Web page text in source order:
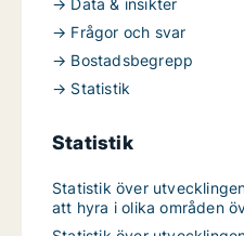
→ Data & insikter
→ Frågor och svar
→ Bostadsbegrepp
→ Statistik
Statistik
Statistik över
att hyra i olika områden